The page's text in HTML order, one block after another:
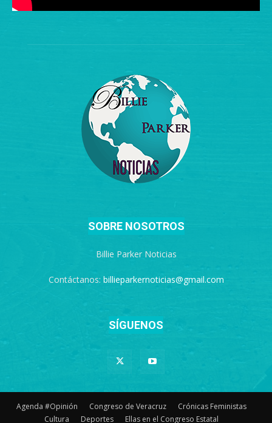
SOBRE NOSOTROS
Billie Parker Noticias
Contáctanos: billieparkernoticias@gmail.com
SÍGUENOS
Agenda #Opinión Congreso de Veracruz
Crónicas Feministas
Cultura
Deportes Ellas en el Congreso Estatal